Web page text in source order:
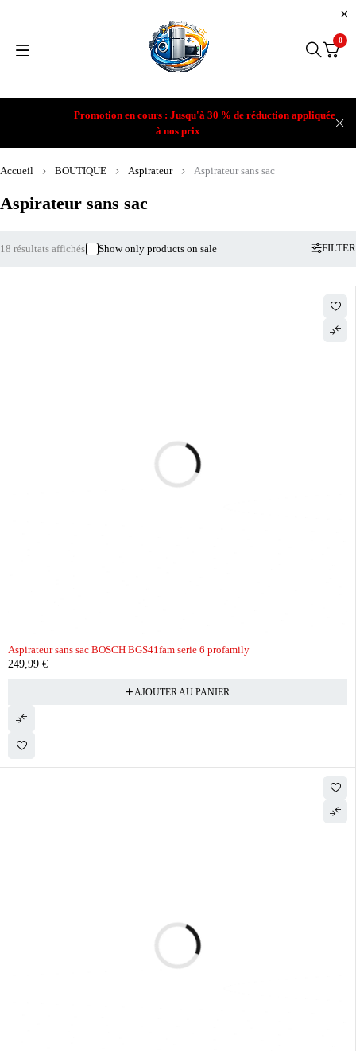
Promotion en cours : Jusqu'à 30 % de réduction appliquée
à nos prix
0
Aspirateur sans sac
Accueil BOUTIQUE Aspirateur Aspirateur sans sac
FILTER
18 résultats affichés Show only products on sale
Aspirateur sans sac BOSCH BGS41fam serie 6 profamily
249,99 €
AJOUTER AU PANIER